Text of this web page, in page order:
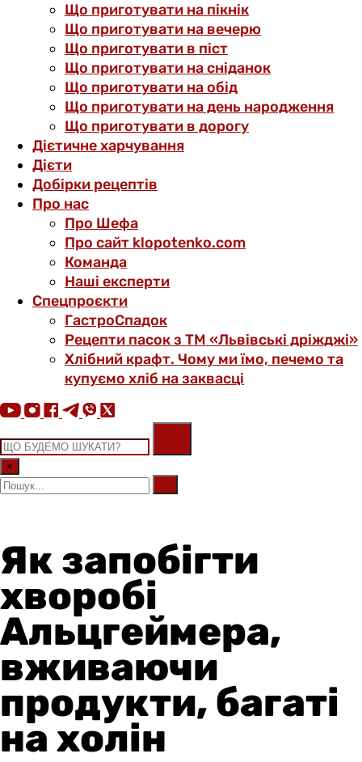
Що приготувати на пікнік
Що приготувати на вечерю
Що приготувати в піст
Що приготувати на сніданок
Що приготувати на обід
Що приготувати на день народження
Що приготувати в дорогу
Дієтичне харчування
Дієти
Добірки рецептів
Про нас
Про Шефа
Про сайт klopotenko.com
Команда
Наші експерти
Спецпроєкти
ГастроСпадок
Рецепти пасок з ТМ «Львівські дріжджі»
Хлібний крафт. Чому ми їмо, печемо та
купуємо хліб на заквасці
×
Як запобігти
хворобі
Альцгеймера,
вживаючи
продукти, багаті
на холін